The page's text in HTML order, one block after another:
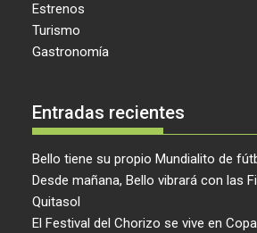
Estrenos
Turismo
Gastronomía
Entradas recientes
Bello tiene su propio Mundialito de
Desde mañana, Bello vibrará con las
Quitasol
El Festival del Chorizo se vive en